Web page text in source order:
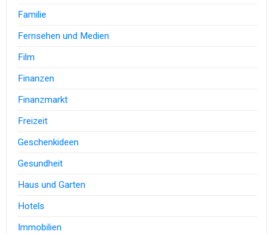
Familie
Fernsehen und Medien
Film
Finanzen
Finanzmarkt
Freizeit
Geschenkideen
Gesundheit
Haus und Garten
Hotels
Immobilien